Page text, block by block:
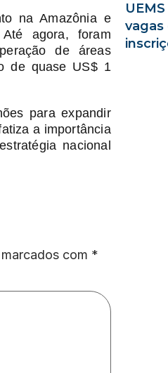
na Amazônia e
agora, foram
de áreas
de quase US$ 1
para expandir
a importância
nacional
com *
vagas